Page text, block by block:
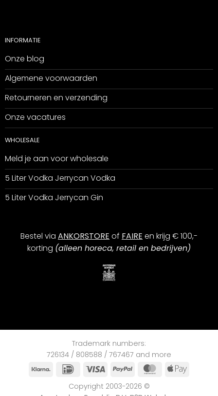
INFORMATIE
Onze blog
Algemene voorwaarden
Retourneren en verzending
Onze vacatures
WHOLESALE
Meld je aan voor wholesale
5 Liter Vodka Jerrycan Vodka
5 Liter Vodka Jerrycan Gin
Bestel via ANKORSTORE of FAIRE en krijg € 100,-
korting (alleen horeca, retail en bedrijven)
Trademark numbers:
726134 / 808588 / 767467 and more
Klarna
iDEAL Visa PayPal MasterCard
Apple
Copyright 2003-2026 ©